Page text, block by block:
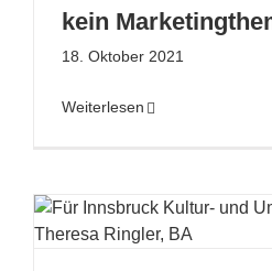
kein
18. Oktober 2021
Weiterlesen